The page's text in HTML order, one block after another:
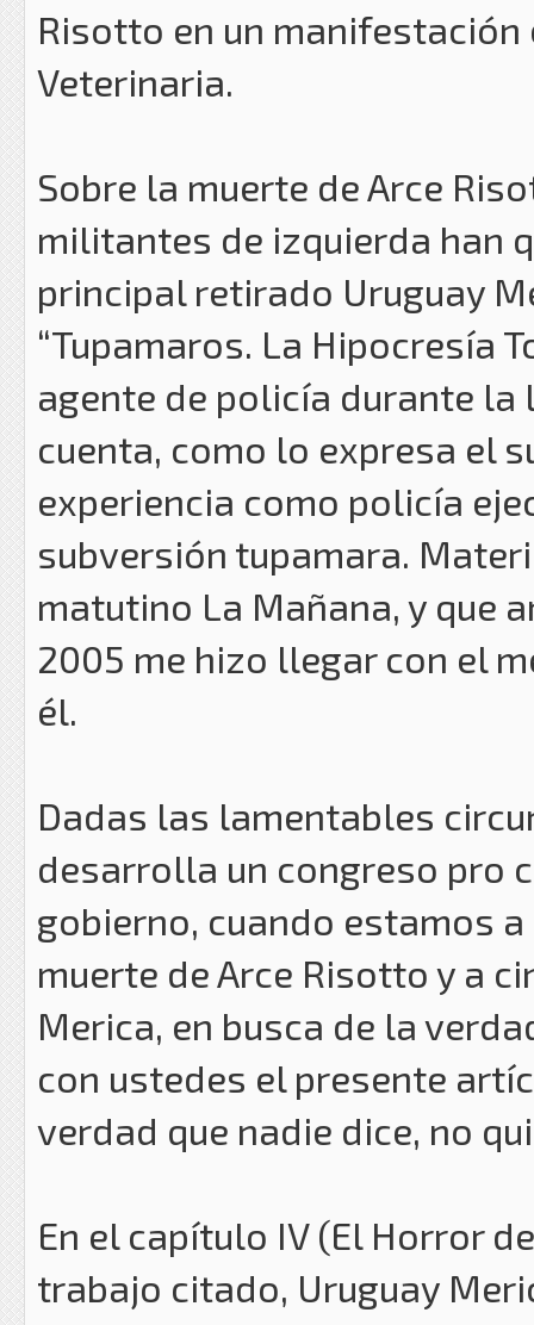
Risotto en un
Veterinaria.
Sobre la muerte de Arce
militantes de izquierda han
principal retirado Uruguay
“Tupamaros. La Hipocresía
agente de policía durante la
cuenta, como lo expresa el
experiencia como policía
subversión tupamara.
matutino La Mañana, y que
2005 me hizo llegar con el
él.
Dadas las lamentables
desarrolla un congreso pro
gobierno, cuando estamos
muerte de Arce Risotto y a
Merica, en busca de la
con ustedes el presente
verdad que nadie dice, no
En el capítulo IV (El Horror
trabajo citado, Uruguay